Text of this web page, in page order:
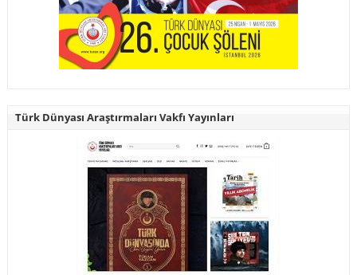
Türk Dünyası Araştırmaları Vakfı Yayınları